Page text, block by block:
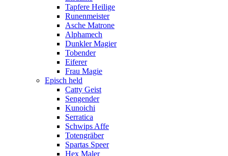
Tapfere Heilige
Runenmeister
Asche Matrone
Alphamech
Dunkler Magier
Tobender
Eiferer
Frau Magie
Episch held
Catty Geist
Sengender
Kunoichi
Serratica
Schwips Affe
Totengräber
Spartas Speer
Hex Maler